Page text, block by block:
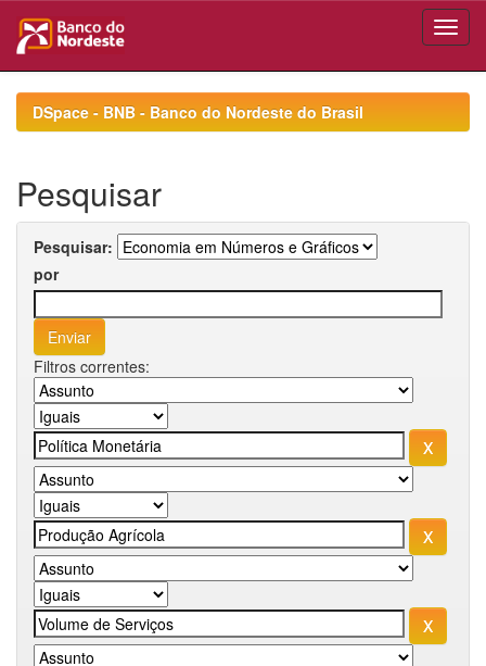
navigationDSpace - BNB - Banco do Nordeste do Brasil
Pesquisar
Pesquisar:
por
Filtros correntes: